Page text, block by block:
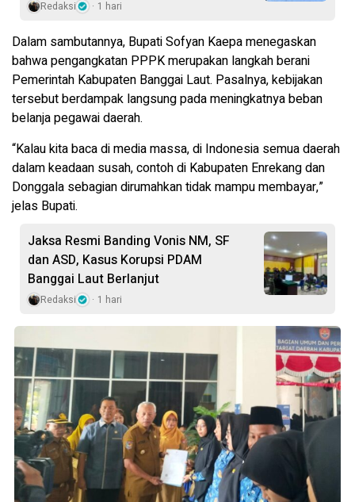
Redaksi 1 hari
Dalam sambutannya, Bupati Sofyan Kaepa menegaskan
bahwa pengangkatan PPPK merupakan langkah berani
Pemerintah Kabupaten Banggai Laut. Pasalnya, kebijakan
tersebut berdampak langsung pada meningkatnya beban
belanja pegawai daerah.
“Kalau kita baca di media massa, di Indonesia semua daerah
dalam keadaan susah, contoh di Kabupaten Enrekang dan
Donggala sebagian dirumahkan tidak mampu membayar,”
jelas Bupati.
Jaksa Resmi Banding Vonis NM, SF
dan ASD, Kasus Korupsi PDAM
Banggai Laut Berlanjut
Redaksi 1 hari